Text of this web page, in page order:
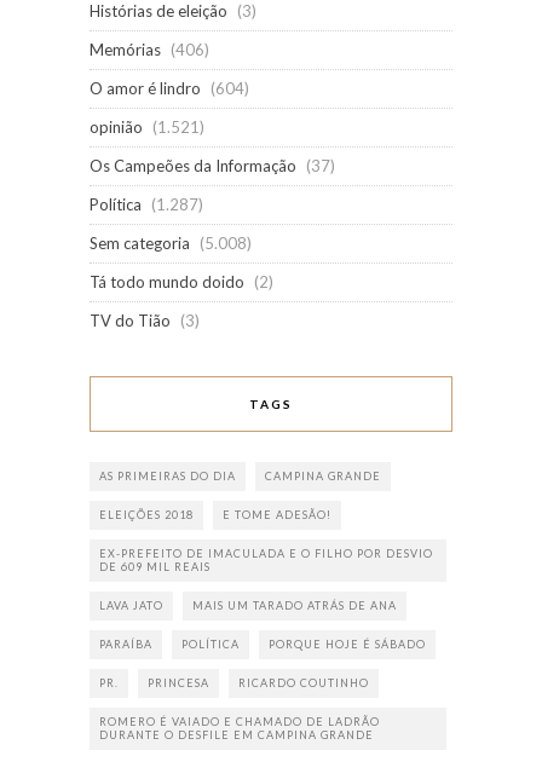
Histórias de eleição
(3)
Memórias (406)
O amor é lindro
(604)
opinião
(1.521)
Os Campeões da Informação
(37)
Política
(1.287)
Sem categoria
(5.008)
Tá todo mundo doido
(2)
TV do Tião
(3)
TAGS
AS PRIMEIRAS DO DIA CAMPINA GRANDE
ELEIÇÕES 2018 E TOME ADESÃO!
EX-PREFEITO DE IMACULADA E O FILHO POR DESVIO
DE 609 MIL REAIS
LAVA JATO MAIS UM TARADO ATRÁS DE ANA
PARAÍBA POLÍTICA PORQUE HOJE É SÁBADO
PR. PRINCESA RICARDO COUTINHO
ROMERO É VAIADO E CHAMADO DE LADRÃO
DURANTE O DESFILE EM CAMPINA GRANDE